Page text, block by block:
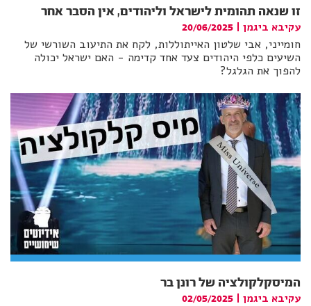
זו שנאה תהומית לישראל וליהודים, אין הסבר אחר
עקיבא ביגמן
20/06/2025
חומייני, אבי שלטון האייתוללות, לקח את התיעוב השורשי של
השיעים כלפי היהודים צעד אחד קדימה - האם ישראל יכולה
להפוך את הגלגל?
המיסקלקולציה של רונן בר
עקיבא ביגמן |
02/05/2025